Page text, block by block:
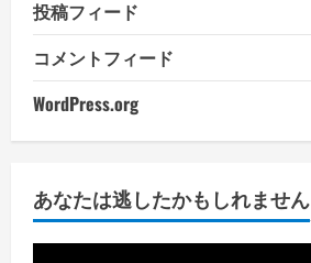
投稿フィード
コメントフィード
WordPress.org
あなたは逃したかもしれません